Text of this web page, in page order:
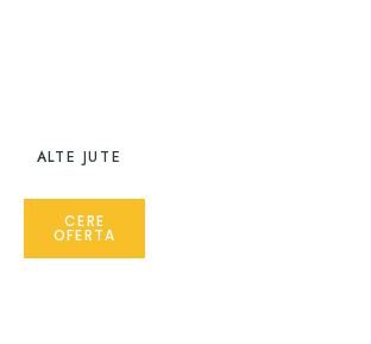
ALTE JUTE
CERE
OFERTA